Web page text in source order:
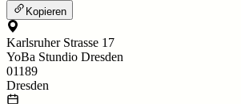
Kopieren
Karlsruher Strasse 17
YoBa Stundio Dresden
01189
Dresden